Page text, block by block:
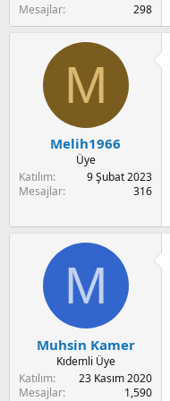
Mesajlar
298
M
Melih1966
Üye
Katılım
9 Şubat 2023
Mesajlar
316
M
Muhsin Kamer
Kıdemli Üye
Katılım
23 Kasım 2020
Mesajlar
1,590